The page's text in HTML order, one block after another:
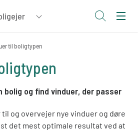
til boligtypen
bolig og find vinduer, der passer
og overvejer nye vinduer og døre
det mest optimale resultat ved at